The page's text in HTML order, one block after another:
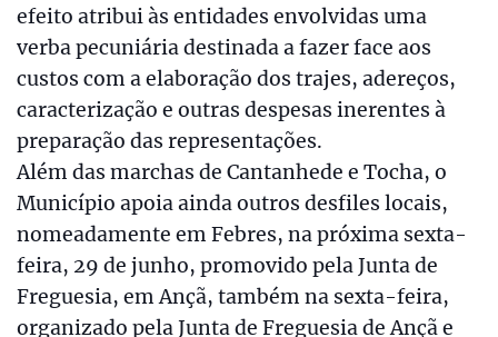
efeito atribui às entidades envolvidas uma
verba pecuniária destinada a fazer face aos
custos com a elaboração dos trajes, adereços,
caracterização e outras despesas inerentes à
preparação das representações.
Além das marchas de Cantanhede e Tocha, o
Município apoia ainda outros desfiles locais,
nomeadamente em Febres, na próxima sexta-
feira, 29 de junho, promovido pela Junta de
Freguesia, em Ançã, também na sexta-feira,
organizado pela Junta de Freguesia de Ançã e